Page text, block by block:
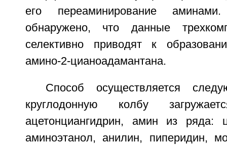
его переаминирование
обнаружено, что данные
селективно приводят к
амино-2-цианоадамантана.
Способ осуществляется
круглодонную колбу
ацетонциангидрин, амин из ряда:
аминоэтанол, анилин, пиперидин,